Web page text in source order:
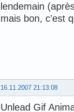
lendemain
mais bon, c'est
16.11.2007 21:13:08
Unlead Gif